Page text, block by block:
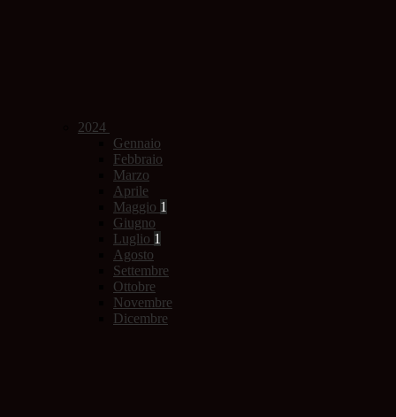
2024
Gennaio
Febbraio
Marzo
Aprile
Maggio 1
Giugno
Luglio 1
Agosto
Settembre
Ottobre
Novembre
Dicembre